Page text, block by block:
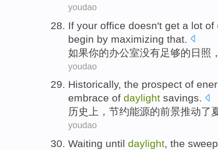
youdao
If your office doesn't get a lot of
begin by maximizing that
如果你的办公室没有足够的日照
youdao
Historically, the prospect of
embrace of daylight savings.
历史上 ， 节约能源的前景推动了
youdao
Waiting until daylight, the